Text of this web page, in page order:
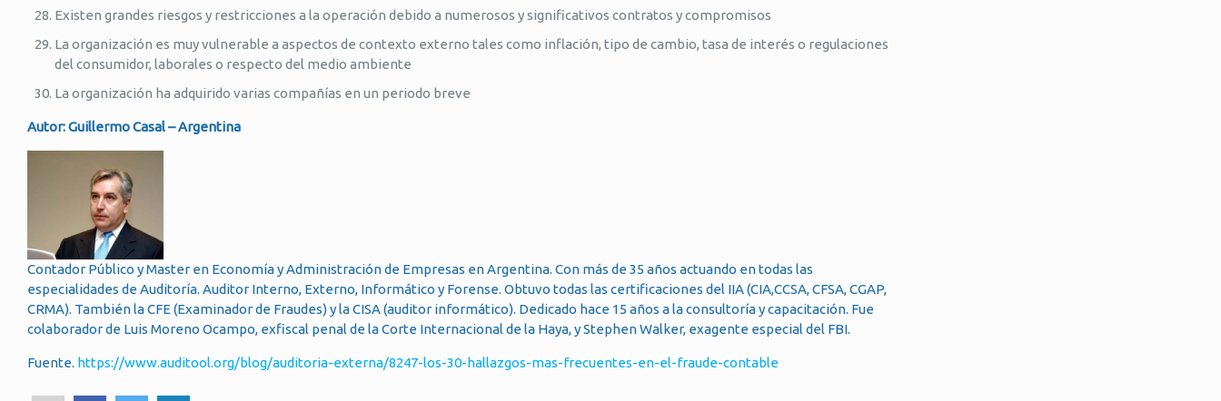
Existen grandes riesgos y restricciones a la operación debido a numerosos y significativos contratos y compromisos
La organización es muy vulnerable a aspectos de contexto externo tales como inflación, tipo de cambio, tasa de interés o regulaciones
del consumidor, laborales o respecto del medio ambiente
La organización ha adquirido varias compañías en un periodo breve
Autor: Guillermo Casal – Argentina
Contador Público y Master en Economía y Administración de Empresas en Argentina. Con más de 35 años actuando en todas las
especialidades de Auditoría. Auditor Interno, Externo, Informático y Forense. Obtuvo todas las certificaciones del IIA (CIA,CCSA, CFSA, CGAP,
CRMA). También la CFE (Examinador de Fraudes) y la CISA (auditor informático). Dedicado hace 15 años a la consultoría y capacitación. Fue
colaborador de Luis Moreno Ocampo, exfiscal penal de la Corte Internacional de la Haya, y Stephen Walker, exagente especial del FBI.
Fuente. https://www.auditool.org/blog/auditoria-externa/8247-los-30-hallazgos-mas-frecuentes-en-el-fraude-contable